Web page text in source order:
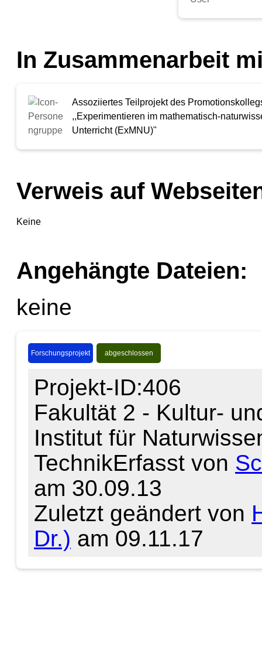
In Zusammenarbeit
Assoziiertes Teilprojekt des
,,Experimentieren im mathematisch-
Unterricht (ExMNU)"
Verweis auf
Keine
Angehängte Dateien:
keine
Forschungsprojekt abgeschlossen
Projekt-ID:406
Fakultät 2 - Kultur-
Institut für
TechnikErfasst von
am 30.09.13
Zuletzt geändert von
Dr.) am 09.11.17